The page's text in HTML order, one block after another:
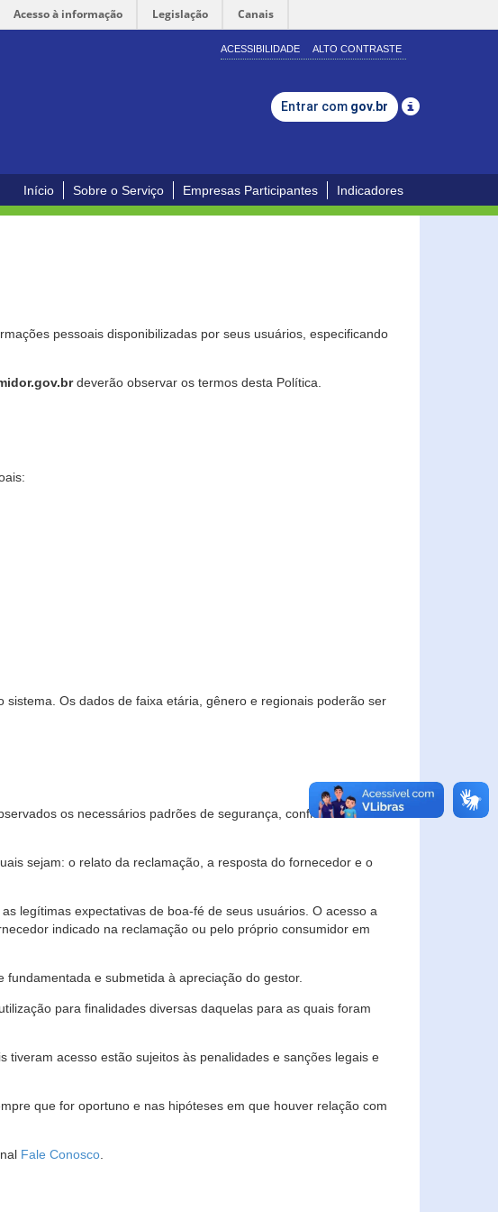
Acesso à informação Legislação Canais
ACESSIBILIDADE ALTO CONTRASTE
Entrar com gov.br
Início Sobre o Serviço Empresas Participantes Indicadores
pessoais disponibilizadas por seus usuários, especificando
deverão observar os termos desta Política.
Os dados de faixa etária, gênero e regionais poderão ser
os necessários padrões de segurança, confidencialidade
sejam: o relato da reclamação, a resposta do fornecedor e o
legítimas expectativas de boa-fé de seus usuários. O acesso a
indicado na reclamação ou pelo próprio consumidor em
e submetida à apreciação do gestor.
para finalidades diversas daquelas para as quais foram
acesso estão sujeitos às penalidades e sanções legais e
que for oportuno e nas hipóteses em que houver relação com
Fale Conosco